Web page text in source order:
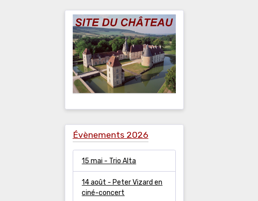
Évènements 2026
15 mai - Trio Alta
14 août - Peter Vizard en
ciné-concert